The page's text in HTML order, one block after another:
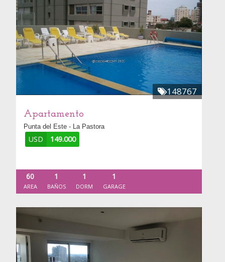
148767
Apartamento
Punta del Este - La Pastora
USD 149.000
60
AREA
1
BAÑOS
1
DORM
1
GARAGE